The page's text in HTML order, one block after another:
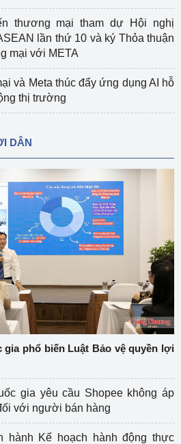
thương mại tham dự Hội nghị
lần thứ 10 và ký Thỏa thuận
mại với META
và Meta thúc đẩy ứng dụng AI hỗ
thị trường
DÂN
gia phổ biến Luật Bảo vệ quyền lợi
gia yêu cầu Shopee không áp
với người bán hàng
hành Kế hoạch hành động thực